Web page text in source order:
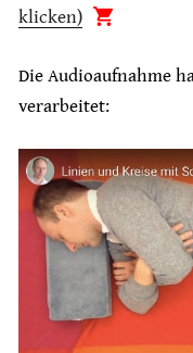
klicken)
Die Audioaufnahme
verarbeitet: